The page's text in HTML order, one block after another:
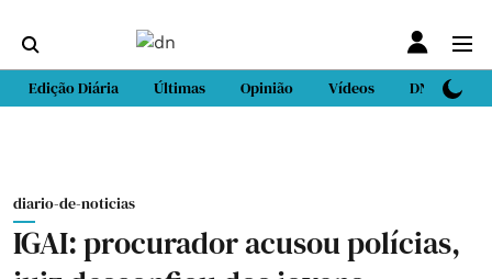
Edição Diária Últimas Opinião Vídeos DN Sport
diario-de-noticias
IGAI: procurador acusou polícias,